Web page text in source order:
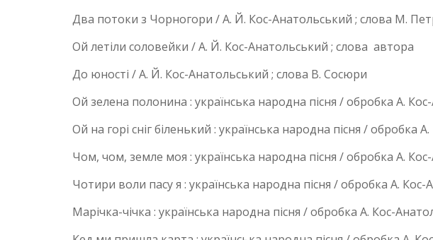
Два потоки з Чорногори / А. Й. Кос-Анатольський ; слова М.
Ой летіли соловейки / А. Й. Кос-Анатольський ; слова автора
До юності / А. Й. Кос-Анатольський ; слова В. Сосюри
Ой зелена полонина : українська народна пісня / обробка А.
Ой на горі сніг біленький : українська народна пісня / обробка
Чом, чом, земле моя : українська народна пісня / обробка А.
Чотири воли пасу я : українська народна пісня / обробка А. Кос-
Марічка-чічка : українська народна пісня / обробка А. Кос-